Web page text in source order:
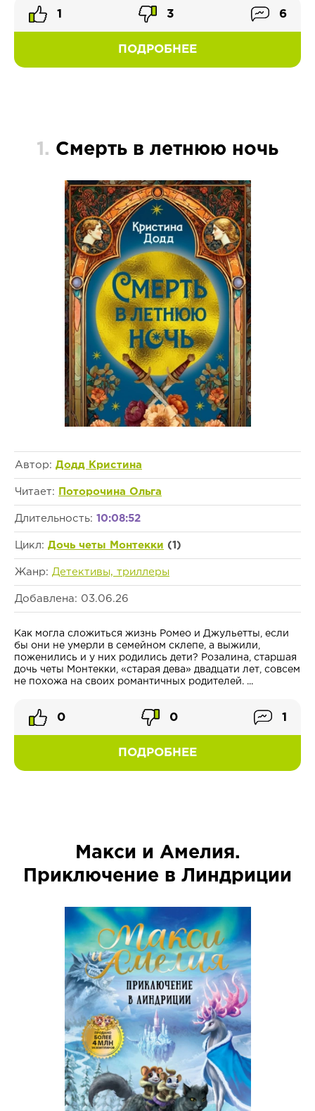
ПОДРОБНЕЕ
1 3 6
1. Смерть в летнюю ночь
Автор: Додд Кристина
Читает: Поторочина Ольга
Длительность: 10:08:52
Цикл: Дочь четы Монтекки (1)
Жанр: Детективы, триллеры
Добавлена: 03.06.26
Как могла сложиться жизнь Ромео и Джульетты, если
бы они не умерли в семейном склепе, а выжили,
поженились и у них родились дети? Розалина, старшая
дочь четы Монтекки, «старая дева» двадцати лет, совсем
не похожа на своих романтичных родителей. ...
ПОДРОБНЕЕ
0 0 1
Макси и Амелия.
Приключение в Линдриции